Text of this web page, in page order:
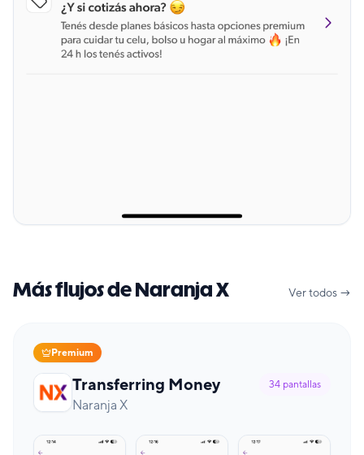
Más flujos de Naranja X Ver todos →
Premium
Transferring Money
Naranja X
34 pantallas